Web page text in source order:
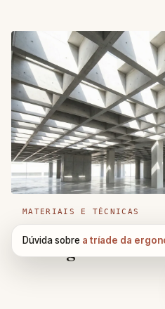
MATERIAIS E TÉCNICAS
Laje Nervurada:
Vantagens e